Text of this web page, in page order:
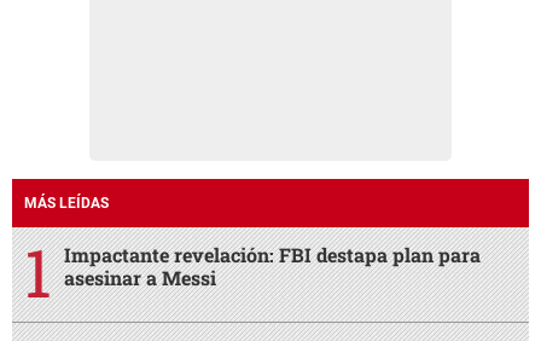
MÁS LEÍDAS
Impactante revelación: FBI destapa plan para
asesinar a Messi